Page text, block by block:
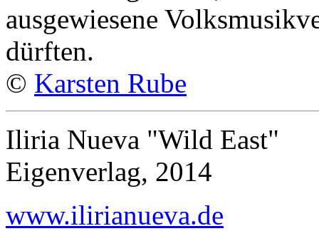
ausgewiesene
dürften.
© Karsten Rube
Iliria Nueva "Wild East"
Eigenverlag, 2014
www.ilirianueva.de